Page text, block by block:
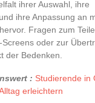
ihrer Auswahl, ihre
ihre Anpassung an
Fragen zum
oder zur
der Bedenken.
: Studierende in
erleichtern